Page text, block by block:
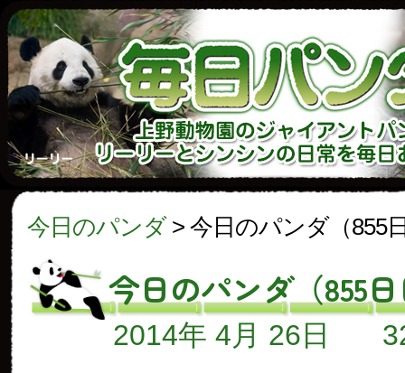
今日のパンダ> 今日のパンダ（855
今日のパンダ（855
2014年 4月 26日